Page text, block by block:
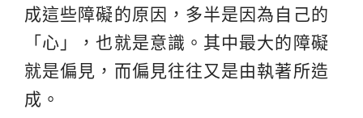
成這些障礙的原因，多半是因為自己的
「心」，也就是意識。其中最大的障礙
就是偏見，而偏見往往又是由執著所造
成。